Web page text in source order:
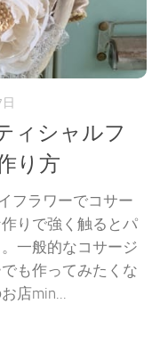
ィシャルフ
り方
フラワーでコサー
りで強く触るとパ
一般的なコサージ
も作ってみたくな
店min...